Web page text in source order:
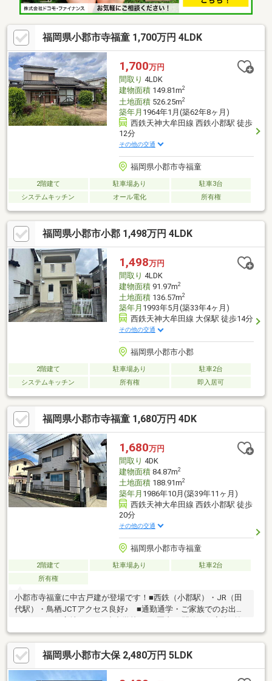
福岡県小郡市寺福童 1,700万円 4LDK
1,700万円
間取り 4LDK
建物面積149.81m2
土地面積526.25m2
築年月 1964年1月(築62年8ヶ月)
西鉄天神大牟田線 西鉄小郡駅 徒歩
12分
その他の交通
福岡県小郡市寺福童
2階建て 駐車場あり
駐車3台
システムキッチン
オール電化 所有権
福岡県小郡市小郡 1,498万円 4LDK
1,498万円
間取り 4LDK
建物面積91.97m2
土地面積136.57m2
築年月 1993年5月(築33年4ヶ月)
西鉄天神大牟田線 大保駅 徒歩14分
その他の交通
福岡県小郡市小郡
2階建て 駐車場あり
駐車2台
システムキッチン
所有権 即入居可
福岡県小郡市寺福童 1,680万円 4DK
1,680万円
間取り 4DK
建物面積84.87m2
土地面積188.91m2
築年月 1986年10月(築39年11ヶ月)
西鉄天神大牟田線 西鉄小郡駅 徒歩
20分
その他の交通
福岡県小郡市寺福童
2階建て 駐車場あり
駐車2台
所有権
小郡市寺福童に中古戸建が登場です！■西鉄（小郡駅）・JR（田
代駅）・鳥栖JCTアクセス良好♪ ■通勤通学・ご家族でのお出掛
けがしやすい立地です！■小中学校１km圏内♪■閑静な住宅街■前
面道路6ｍ以上で車の出し入れしやすいです！■明るくて広い南庭
でご自宅でアウトドアを楽しめます！■駐車縦列2台可能！（車種
によっては1台）■一部未登記部分あり（お引渡しまでに登記予定
です）その他詳細情報やご内覧のご希望は駅前不動産 山本まで
ご連絡ください！ （080-6533-6176）
福岡県小郡市大保 2,480万円 5LDK